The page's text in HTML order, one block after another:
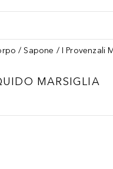
Sapone I Provenzali
MARSIGLIA